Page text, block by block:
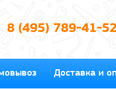
8 (495) 789-41-52
Доставка и